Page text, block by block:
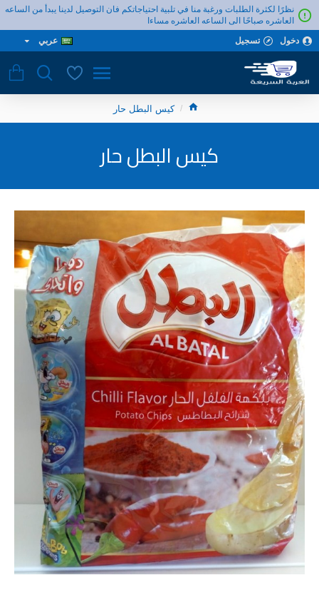
نظرًا لكثرة الطلبات ورغبة منا في تلبية احتياجاتكم فان التوصيل لدينا يبدأ من الساعه
العاشره صباحًا الى الساعه العاشره مساءا
دخول
تسجيل عربي
كيس البطل حار
كيس البطل حار